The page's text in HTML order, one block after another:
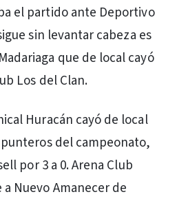
el partido ante Deportivo
sin levantar cabeza es
que de local cayó
Los del Clan.
Huracán cayó de local
del campeonato,
por 3 a 0. Arena Club
Nuevo Amanecer de